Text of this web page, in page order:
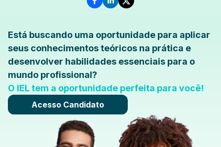
Está buscando uma oportunidade para aplicar
seus conhecimentos teóricos na prática e
desenvolver habilidades essenciais para o
mundo profissional?
O IEL tem a oportunidade perfeita para você!
Acesso Candidato